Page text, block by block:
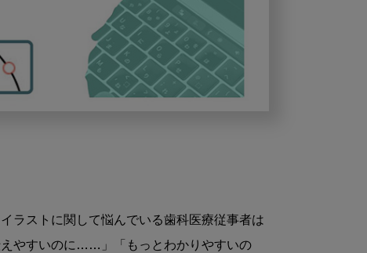
ラストに関して悩んでいる歯科医療従事者は
えやすいのに……」「もっとわかりやすいの